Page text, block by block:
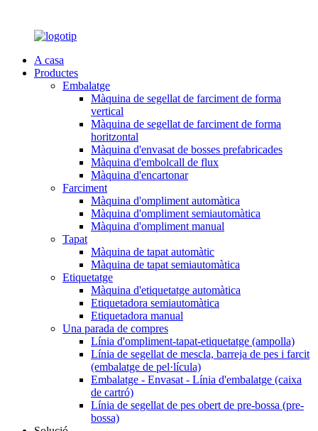
A casa
Productes
Embalatge
Màquina de segellat de farciment de forma
vertical
Màquina de segellat de farciment de forma
horitzontal
Màquina d'envasat de bosses prefabricades
Màquina d'embolcall de flux
Màquina d'encartonar
Farciment
Màquina d'ompliment automàtica
Màquina d'ompliment semiautomàtica
Màquina d'ompliment manual
Tapat
Màquina de tapat automàtic
Màquina de tapat semiautomàtica
Etiquetatge
Màquina d'etiquetatge automàtica
Etiquetadora semiautomàtica
Etiquetadora manual
Una parada de compres
Línia d'ompliment-tapat-etiquetatge (ampolla)
Línia de segellat de mescla, barreja de pes i farcit
(embalatge de pel·lícula)
Embalatge - Envasat - Línia d'embalatge (caixa
de cartró)
Línia de segellat de pes obert de pre-bossa (pre-
bossa)